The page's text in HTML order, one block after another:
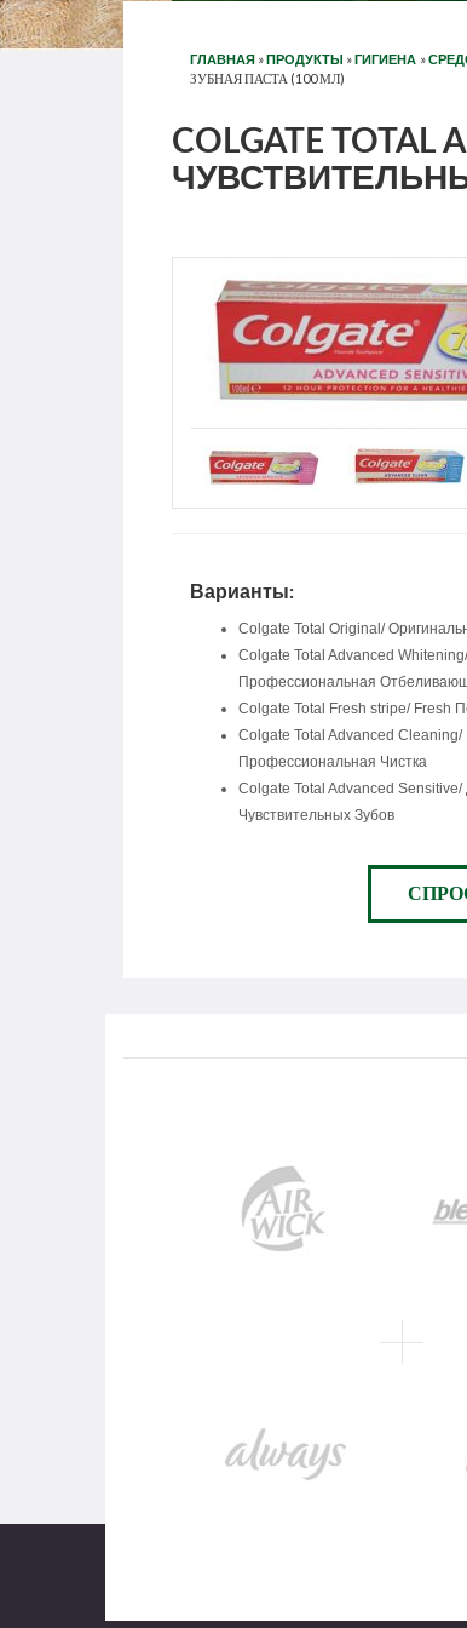
ГЛАВНАЯ »ПРОДУКТЫ »ГИГИЕНА »
ЗУБНАЯ ПАСТА (100 МЛ)
COLGATE TOTAL
Варианты:
Colgate Total Original/
Colgate Total Advanced Whitening/
Профессиональная
Colgate Total Fresh stripe/ Fresh
Colgate Total Advanced Cleaning/
Профессиональная Чистка
Colgate Total Advanced Sensitive/
Чувствительных Зубов